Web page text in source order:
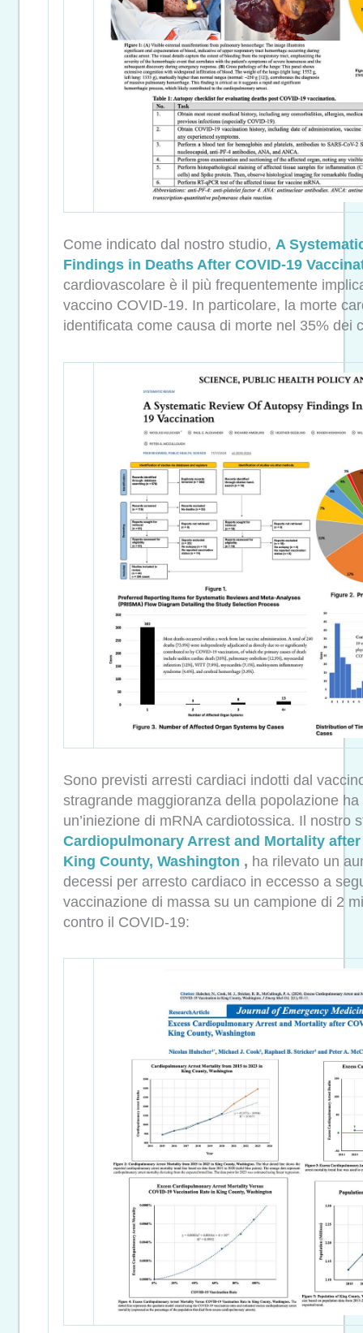
Come indicato dal nostro studio, A
Findings in Deaths After COVID-19
cardiovascolare è il più frequentemente
vaccino COVID-19. In particolare, la morte
identificata come causa di morte nel 35% dei
Sono previsti arresti cardiaci indotti dal
stragrande maggioranza della popolazione
un’iniezione di mRNA cardiotossica. Il nostro
Cardiopulmonary Arrest and Mortality
King County, Washington , ha rilevato un
decessi per arresto cardiaco in eccesso a
vaccinazione di massa su un campione di 2
contro il COVID-19: